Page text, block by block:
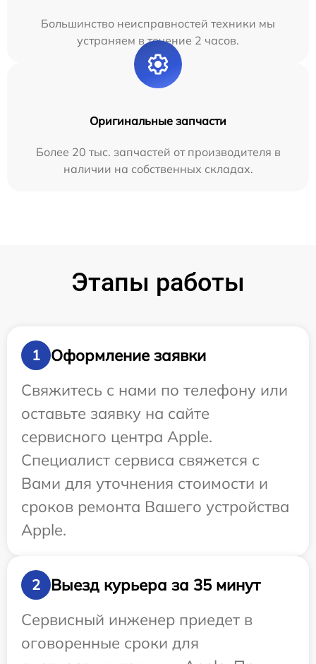
Большинство неисправностей техники мы
устраняем в течение 2 часов.
Оригинальные запчасти
Более 20 тыс. запчастей от производителя в
наличии на собственных складах.
Этапы работы
1
Оформление заявки
Свяжитесь с нами по телефону или
оставьте заявку на сайте
сервисного центра Apple.
Специалист сервиса свяжется с
Вами для уточнения стоимости и
сроков ремонта Вашего устройства
Apple.
2
Выезд курьера за 35 минут
Сервисный инженер приедет в
оговоренные сроки для